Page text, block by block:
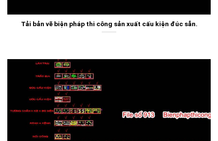
Tải bản vẽ biện pháp thi công sản xuất cấu kiện đúc sẵn.